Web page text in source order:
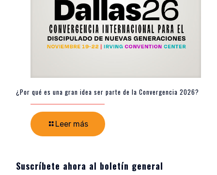
¿Por qué es una gran idea ser parte de la Convergencia 2026?
Leer más
Suscríbete ahora al boletín general